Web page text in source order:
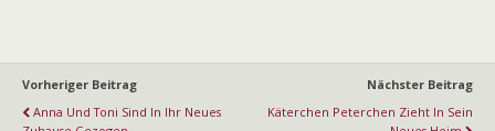
Vorheriger Beitrag
Anna Und Toni Sind In Ihr Neues
Nächster Beitrag
Käterchen Peterchen Zieht In Sein